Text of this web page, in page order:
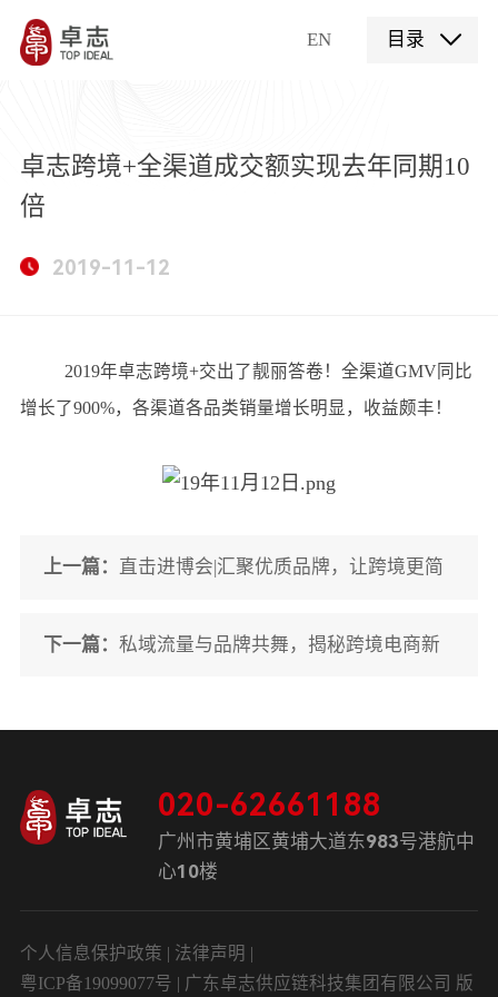
EN 目录
卓志跨境+全渠道成交额实现去年同期10
倍
2019-11-12
2019年卓志跨境+交出了靓丽答卷！全渠道GMV同比
增长了900%，各渠道各品类销量增长明显，收益颇丰！
上一篇： 直击进博会|汇聚优质品牌，让跨境更简
单
下一篇： 私域流量与品牌共舞，揭秘跨境电商新
020-62661188
广州市黄埔区黄埔大道东983号港航中
心10楼
个人信息保护政策 | 法律声明 |
粤ICP备19099077号 | 广东卓志供应链科技集团有限公司 版